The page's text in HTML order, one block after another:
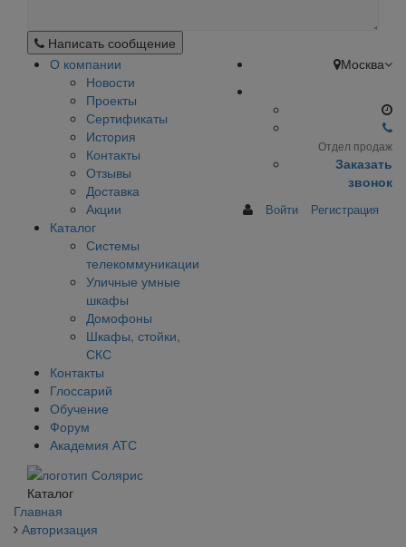
Написать сообщение
О компании
Новости
Проекты
Сертификаты
История
Контакты
Отзывы
Доставка
Акции
Каталог
Системы
телекоммуникации
Уличные умные
шкафы
Домофоны
Шкафы, стойки,
СКС
Контакты
Глоссарий
Обучение
Форум
Академия АТС
Москва
Отдел продаж
Заказать
звонок
Войти Регистрация
Каталог
Главная
Авторизация